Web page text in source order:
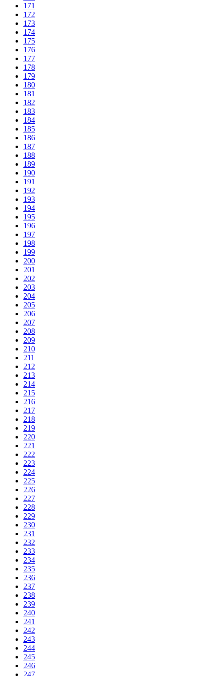
171
172
173
174
175
176
177
178
179
180
181
182
183
184
185
186
187
188
189
190
191
192
193
194
195
196
197
198
199
200
201
202
203
204
205
206
207
208
209
210
211
212
213
214
215
216
217
218
219
220
221
222
223
224
225
226
227
228
229
230
231
232
233
234
235
236
237
238
239
240
241
242
243
244
245
246
247